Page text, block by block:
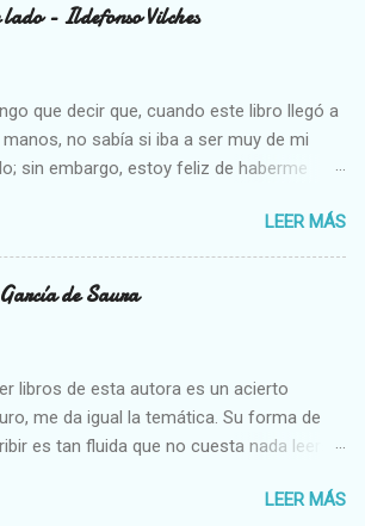
lado - Ildefonso Vilches
que decir que, cuando este libro llegó a
no sabía si iba a ser muy de mi
sin embargo, estoy feliz de haberme
los libros que solemos leer, son un soplo de
fresco. Estoy pasando por una etapa algo
en mi vida, creo que los que me
un poco están al tanto, así que me ha
muy bien un libro como éste; me he
de la gente que vivía en esos
y me he relajado con las descripciones
hecho el autor, quien escribe de forma
mucho más profundamente. He vivido
LEER MÁS
de Saura
libros de esta autora es un acierto
me da igual la temática. Su forma de
es tan fluida que no cuesta nada leerse
viajar a Nueva York, pasando porLEER MÁS